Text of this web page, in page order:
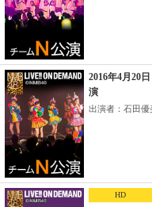
2016年4月20
演
出演者：石田優
HD